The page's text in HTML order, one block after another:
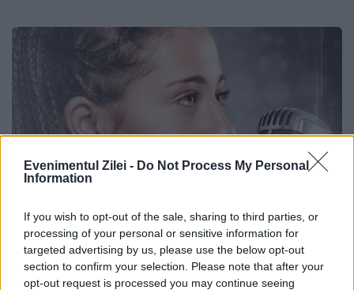
Evenimentul Zilei - Do Not Process My Personal
Information
If you wish to opt-out of the sale, sharing to third parties, or
processing of your personal or sensitive information for
targeted advertising by us, please use the below opt-out
section to confirm your selection. Please note that after your
opt-out request is processed you may continue seeing
Cântăreața Nicole Cherry și-a pus fanii
pe jar! Este pregătită să facă pasul